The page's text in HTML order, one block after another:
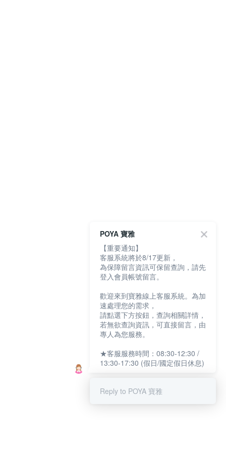
POYA 寶雅
【重要通知】
客服系統將於8/17更新，
為保障留言資訊可保留查詢，請先
登入會員帳號留言。
歡迎來到寶雅線上客服系統。為加
速處理您的需求，
請點選下方按鈕，查詢相關詳情，
若無欲查詢資訊，可直接留言，由
專人為您服務。
★客服服務時間：08:30-12:30 /
13:30-17:30 (假日/國定假日休息)
Reply to POYA 寶雅